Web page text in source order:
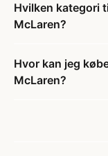
Hvilken kategori
McLaren?
Hvor kan jeg
McLaren?